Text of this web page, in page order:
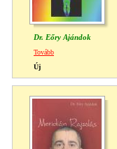
Dr. Eőry Ajándok
Tovább
Új